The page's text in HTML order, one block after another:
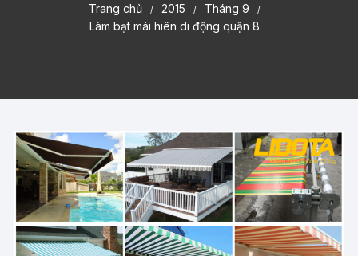
Trang chủ 2015
Tháng 9
Làm bạt mái hiên di động quận 8